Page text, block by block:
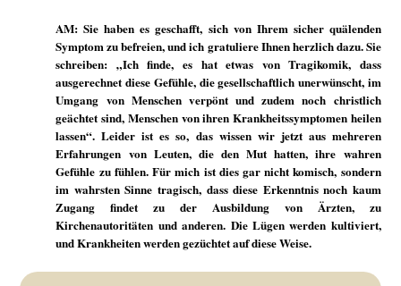
AM: Sie haben es geschafft, sich von Ihrem sicher quälenden
Symptom zu befreien, und ich gratuliere Ihnen herzlich dazu. Sie
schreiben: „Ich finde, es hat etwas von Tragikomik, dass
ausgerechnet diese Gefühle, die gesellschaftlich unerwünscht, im
Umgang von Menschen verpönt und zudem noch christlich
geächtet sind, Menschen von ihren Krankheitssymptomen heilen
lassen“. Leider ist es so, das wissen wir jetzt aus mehreren
Erfahrungen von Leuten, die den Mut hatten, ihre wahren
Gefühle zu fühlen. Für mich ist dies gar nicht komisch, sondern
im wahrsten Sinne tragisch, dass diese Erkenntnis noch kaum
Zugang findet zu der Ausbildung von Ärzten, zu
Kirchenautoritäten und anderen. Die Lügen werden kultiviert,
und Krankheiten werden gezüchtet auf diese Weise.